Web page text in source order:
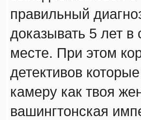
правильный
доказывать 5 лет
месте. При этом
детективов
камеру как твоя
вашингтонская